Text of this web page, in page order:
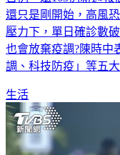
還只是剛開始，高風
壓力下，單日確診數
也會放棄疫調?陳時中
調、科技防疫」等五
生活